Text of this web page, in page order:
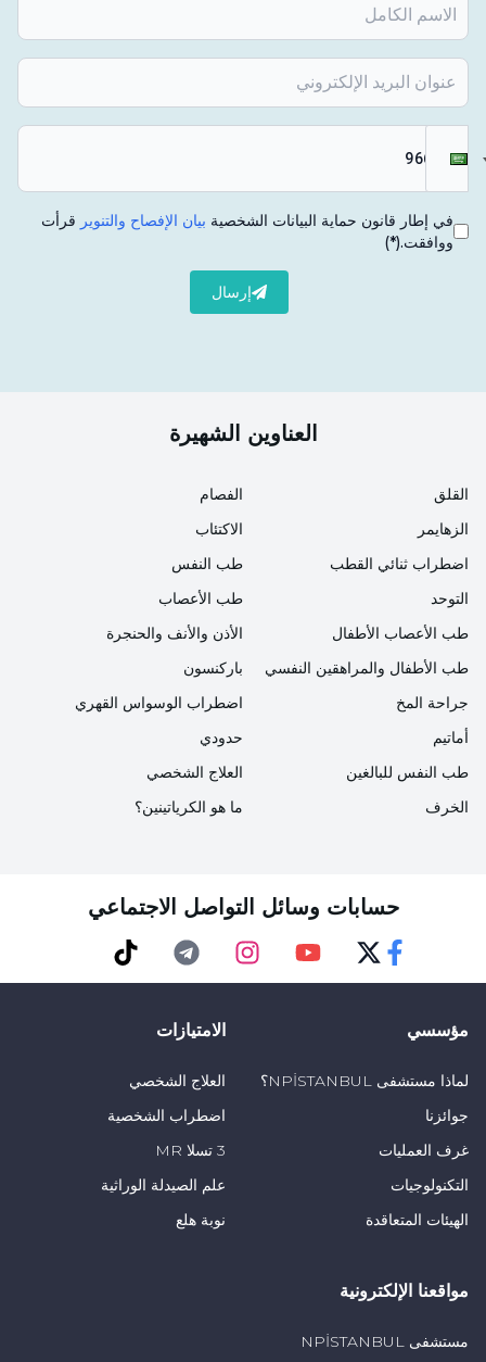
في إطار قانون حماية البيانات الشخصية بيان الإفصاح والتنوير قرأت
ووافقت.(*)
إرسال
العناوين الشهيرة
القلق
الزهايمر
اضطراب ثنائي القطب
التوحد
طب الأعصاب الأطفال
الفصام
الاكتئاب
طب النفس
طب الأعصاب
الأذن والأنف والحنجرة
طب الأطفال والمراهقين النفسي
جراحة المخ
أماتيم
طب النفس للبالغين
الخرف
باركنسون
اضطراب الوسواس القهري
حدودي
العلاج الشخصي
ما هو الكرياتينين؟
حسابات وسائل التواصل الاجتماعي
مؤسسي
لماذا مستشفى NPİSTANBUL؟
جوائزنا
غرف العمليات
التكنولوجيات
الهيئات المتعاقدة
الامتيازات
العلاج الشخصي
اضطراب الشخصية
3 تسلا MR
علم الصيدلة الوراثية
نوبة هلع
مواقعنا الإلكترونية
مستشفى NPİSTANBUL